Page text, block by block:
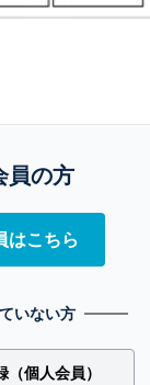
員の方
はこちら
いない方
個人会員）